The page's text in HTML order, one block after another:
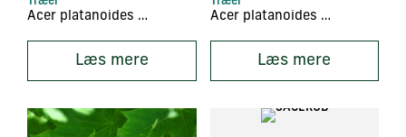
Acer platanoides ‘Princeton Gold’
Læs mere
Acer platanoides ‘Royal Red’
Læs mere